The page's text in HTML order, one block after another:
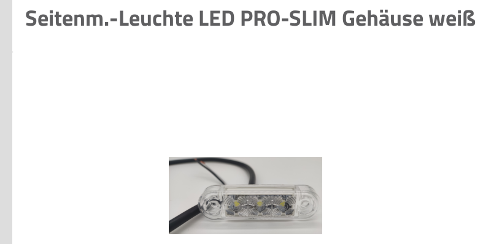
Seitenm.-Leuchte LED PRO-SLIM Gehäuse weiß